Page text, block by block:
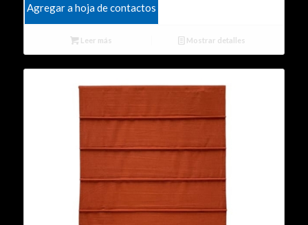
Agregar a hoja de contactos
Leer más Mostrar detalles